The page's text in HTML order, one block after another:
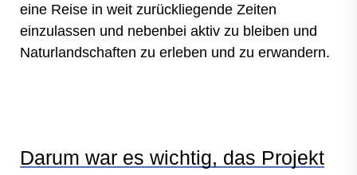
eine Reise in weit zurückliegende Zeiten
einzulassen und nebenbei aktiv zu bleiben und
Naturlandschaften zu erleben und zu erwandern.
Darum war es wichtig, das Projekt